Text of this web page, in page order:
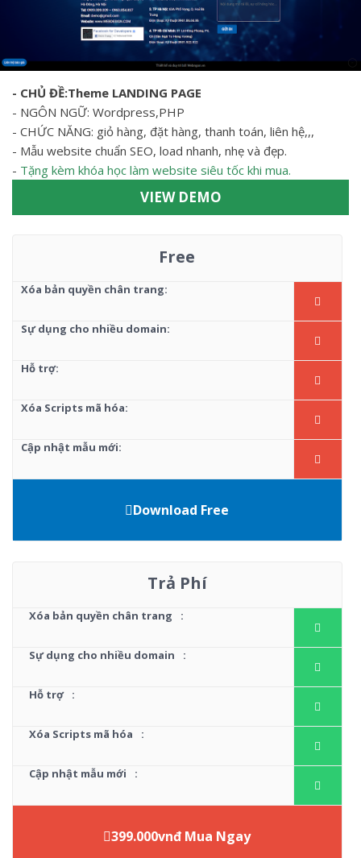
- CHỦ ĐỀ:Theme LANDING PAGE
- NGÔN NGỮ: Wordpress,PHP
- CHỨC NĂNG: giỏ hàng, đặt hàng, thanh toán, liên hệ,,,
- Mẫu website chuẩn SEO, load nhanh, nhẹ và đẹp.
- Tặng kèm khóa học làm website siêu tốc khi mua.
VIEW DEMO
Free
Xóa bản quyền chân trang:
Sự dụng cho nhiều domain:
Hỗ trợ:
Xóa Scripts mã hóa:
Cập nhật mẫu mới:
Download Free
Trả Phí
Xóa bản quyền chân trang :
Sự dụng cho nhiều domain :
Hỗ trợ :
Xóa Scripts mã hóa :
Cập nhật mẫu mới :
399.000vnđ Mua Ngay